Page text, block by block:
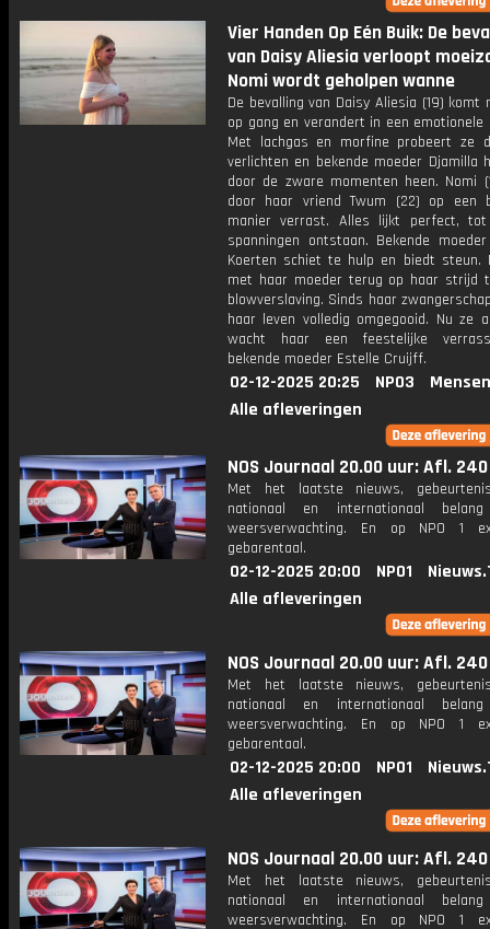
Vier Handen Op Eén Buik: De
van Daisy Aliesia verloopt
Nomi wordt geholpen wanne
De bevalling van Daisy Aliesia (19) komt
op gang en verandert in een emotionele
Met lachgas en morfine probeert ze
verlichten en bekende moeder Djamilla
door de zware momenten heen. Nomi
door haar vriend Twum (22) op een
manier verrast. Alles lijkt perfect,
spanningen ontstaan. Bekende
Koerten schiet te hulp en biedt steun.
met haar moeder terug op haar strijd
blowverslaving. Sinds haar
haar leven volledig omgegooid. Nu ze
wacht haar een feestelijke
bekende moeder Estelle Cruijff.
02-12-2025 20:25 NPO3
Alle afleveringen
NOS Journaal 20.00 uur: Afl. 240
Met het laatste nieuws,
nationaal en internationaal
weersverwachting. En op NPO 1
gebarentaal.
02-12-2025 20:00 NPO1
Alle afleveringen
NOS Journaal 20.00 uur: Afl. 240
Met het laatste nieuws,
nationaal en internationaal
weersverwachting. En op NPO 1
gebarentaal.
02-12-2025 20:00 NPO1
Alle afleveringen
NOS Journaal 20.00 uur: Afl. 240
Met het laatste nieuws,
nationaal en internationaal
weersverwachting. En op NPO 1